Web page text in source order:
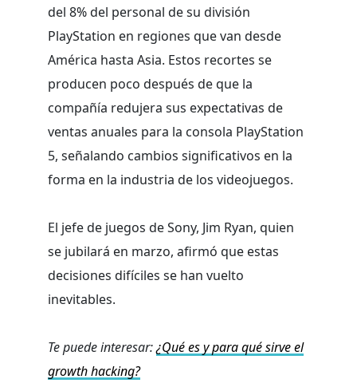
del 8% del personal de su división
PlayStation en regiones que van desde
América hasta Asia. Estos recortes se
producen poco después de que la
compañía redujera sus expectativas de
ventas anuales para la consola PlayStation
5, señalando cambios significativos en la
forma en la industria de los videojuegos.
El jefe de juegos de Sony, Jim Ryan, quien
se jubilará en marzo, afirmó que estas
decisiones difíciles se han vuelto
inevitables.
Te puede interesar:¿Qué es y para qué sirve el
growth hacking?